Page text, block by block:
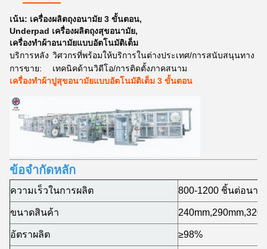
เน้น: เครื่องผลิตถุงอนามัย 3 ขั้นตอน,
Underpad เครื่องผลิตถุงสุขอนามัย,
เครื่องทําผ้าอนามัยแบบอัตโนมัติเต็ม
บริการหลัง
การขาย:
วิศวกรที่พร้อมให้บริการในต่างประเทศ/การสนับสนุนทาง
เทคนิคด้านวิดีโอ/การติดตั้งภาคสนาม
เครื่องทําผ้าปูสุขอนามัยแบบอัตโนมัติเต็ม 3 ขั้นตอน
ข้อจํากัดหลัก
ความเร็วในการผลิต 800-1200 ชิ้นต่อนาที
ขนาดสินค้า
อัตราผลิต ≥98%